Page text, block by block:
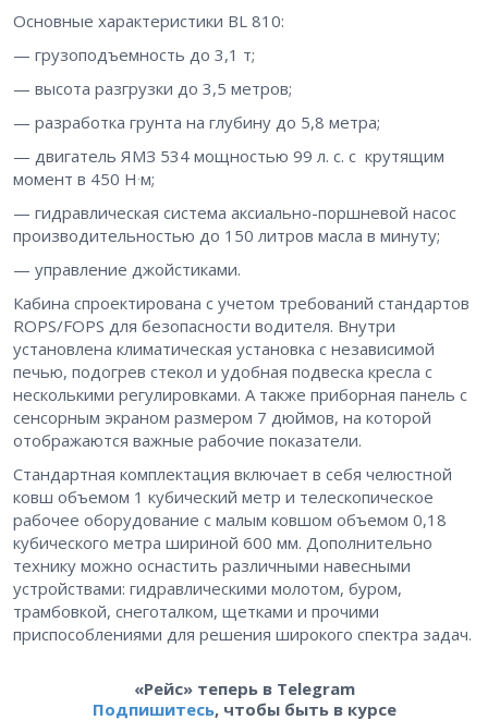
Основные характеристики BL 810:
— грузоподъемность до 3,1 т;
— высота разгрузки до 3,5 метров;
— разработка грунта на глубину до 5,8 метра;
— двигатель ЯМЗ 534 мощностью 99 л. с. с крутящим
момент в 450 Н м;
— гидравлическая система аксиально-поршневой насос
производительностью до 150 литров масла в минуту;
— управление джойстиками.
Кабина спроектирована с учетом требований стандартов
ROPS/FOPS для безопасности водителя. Внутри
установлена климатическая установка с независимой
печью, подогрев стекол и удобная подвеска кресла с
несколькими регулировками. А также приборная панель с
сенсорным экраном размером 7 дюймов, на которой
отображаются важные рабочие показатели.
Стандартная комплектация включает в себя челюстной
ковш объемом 1 кубический метр и телескопическое
рабочее оборудование с малым ковшом объемом 0,18
кубического метра шириной 600 мм. Дополнительно
технику можно оснастить различными навесными
устройствами: гидравлическими молотом, буром,
трамбовкой, снеготалком, щетками и прочими
приспособлениями для решения широкого спектра задач.
«Рейс» теперь в Telegram
Подпишитесь, чтобы быть в курсе